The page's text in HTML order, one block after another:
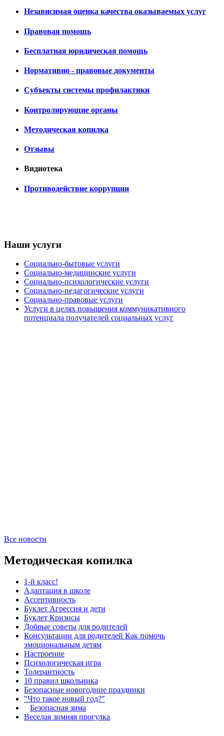
Независимая оценка качества оказываемых услуг
Правовая помощь
Бесплатная юридическая помощь
Нормативно - правовые документы
Субъекты системы профилактики
Контролирующие органы
Методическая копилка
Отзывы
Видиотека
Противодействие коррупции
Наши услуги
Социально-бытовые услуги
Социально-медицинские услуги
Социально-психологические услуги
Социально-педагогические услуги
Социально-правовые услуги
Услуги в целях повышения коммуникативного
потенциала получателей социальных услуг
Все новости
Методическая копилка
1-й класс!
Адаптация в школе
Ассертивность
Буклет Агрессия и дети
Буклет Кризисы
Добрые советы для родителей
Консультации для родителей Как помочь
эмоциональным детям
Настроение
Психологическая игра
Толерантность
10 правил школьника
Безопасные новогодние праздники
"Что такое новый год?"
Безопасная зима
Веселая зимняя прогулка